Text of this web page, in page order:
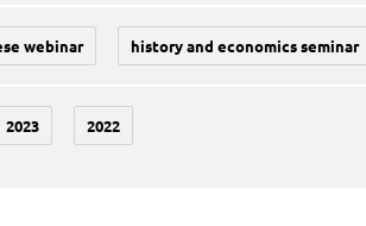
webinar history and economics seminar
2023 2022